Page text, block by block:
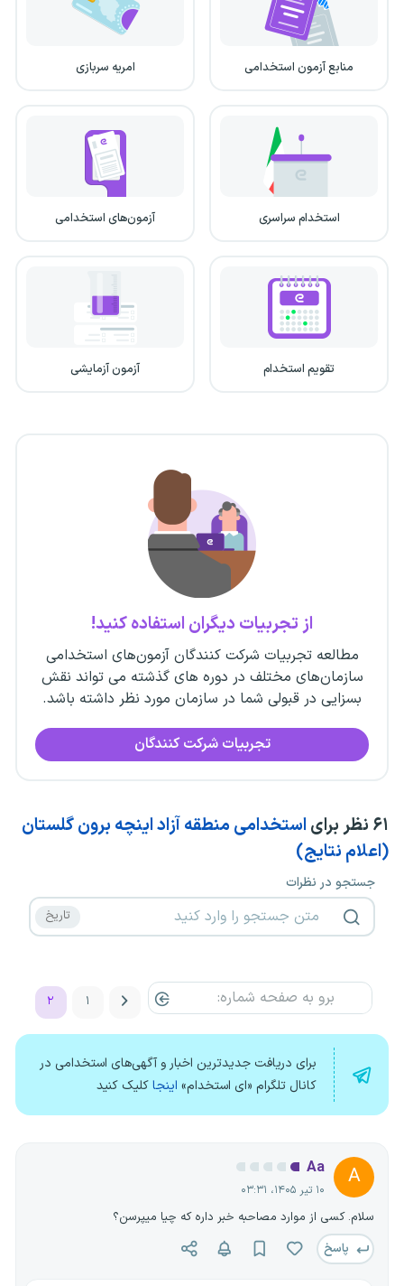
منابع آزمون استخدامی امریه سربازی
استخدام سراسری آزمون‌های استخدامی
تقویم استخدام آزمون آزمایشی
از تجربیات دیگران استفاده کنید!
مطالعه تجربیات شرکت کنندگان آزمون‌های استخدامی
سازمان‌های مختلف در دوره های گذشته می تواند نقش
بسزایی در قبولی شما در سازمان مورد نظر داشته باشد.
تجربیات شرکت کنندگان
۶۱ نظر برای استخدامی منطقه آزاد اینچه برون گلستان
(اعلام نتایج)
جستجو در نظرات
۱ ۲
برای دریافت جدیدترین اخبار و آگهی‌های استخدامی در
کانال تلگرام «ای استخدام» اینجاکلیک کنید
A
Aa
۱۰ تیر ۱۴۰۵، ۰۳:۳۱
سلام. کسی از موارد مصاحبه خبر داره که چیا میپرسن؟
پاسخ